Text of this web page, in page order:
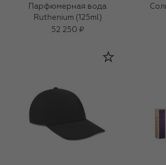
Парфюмерная вода
Ruthenium (125ml)
52 250 ₽